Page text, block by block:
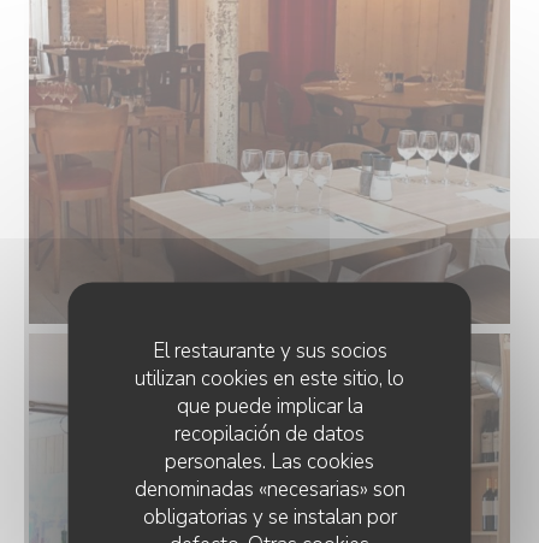
El restaurante y sus socios
utilizan cookies en este sitio, lo
que puede implicar la
recopilación de datos
personales. Las cookies
denominadas «necesarias» son
obligatorias y se instalan por